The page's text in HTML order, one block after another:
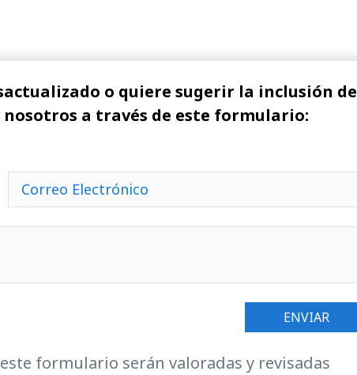
o quiere sugerir la inclusión de
a través de este formulario:
formulario serán valoradas y revisadas